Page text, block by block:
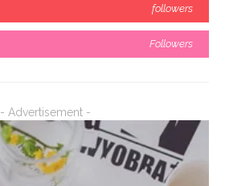
followers
Followers
- Advertisement -